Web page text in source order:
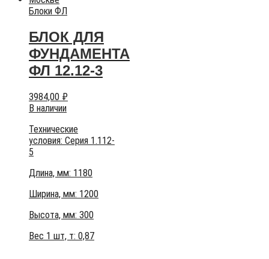
Блоки ФЛ
БЛОК ДЛЯ
ФУНДАМЕНТА
ФЛ 12.12-3
3984,00 ₽
В наличии
Технические
условия: Серия 1.112-
5
Длина, мм: 1180
Ширина, мм: 1200
Высота, мм: 300
Вес 1 шт, т: 0,87